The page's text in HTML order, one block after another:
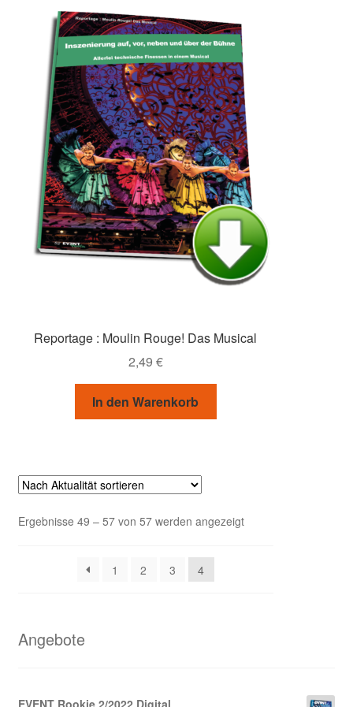
Reportage : Moulin Rouge! Das Musical
2,49 €
In den Warenkorb
Ergebnisse 49 – 57 von 57 werden angezeigtNach
1
2 3 4
Angebote
EVENT Rookie 2/2022 Digital